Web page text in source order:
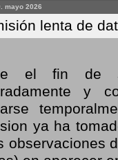
mayo 2026
lenta de
el fin de
y
ya ha
observaciones